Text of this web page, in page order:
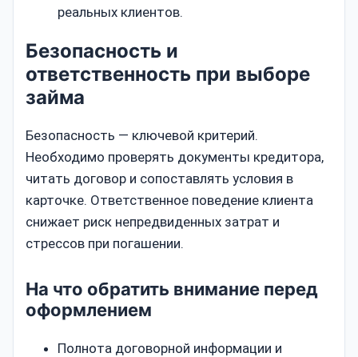
реальных клиентов.
Безопасность и
ответственность при выборе
займа
Безопасность — ключевой критерий.
Необходимо проверять документы кредитора,
читать договор и сопоставлять условия в
карточке. Ответственное поведение клиента
снижает риск непредвиденных затрат и
стрессов при погашении.
На что обратить внимание перед
оформлением
Полнота договорной информации и